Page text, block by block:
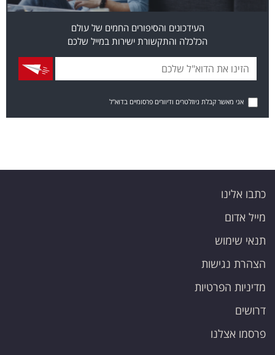
העידכונים והסיפורים החמים של עולם
הכלכלה והתקשורת ישירות במייל שלכם
אני מאשר קבלת ניוזלטרים ודיוורים פרסומיים בדוא"ל
כתבו אלינו
מייל אדום
תנאי שימוש
הצהרת נגישות
מדיניות הפרטיות
דרושים
פרסמו אצלנו